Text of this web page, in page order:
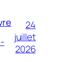
24
juillet
2026